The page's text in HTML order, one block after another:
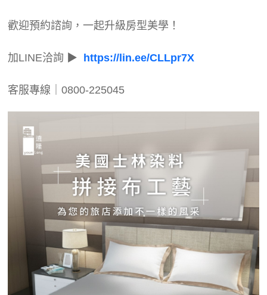
歡迎預約諮詢，一起升級房型美學！
加LINE洽詢 ▶ https://lin.ee/CLLpr7X
客服專線｜0800-225045